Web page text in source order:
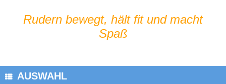
Rudern bewegt, hält fit und macht
Spaß
AUSWAHL